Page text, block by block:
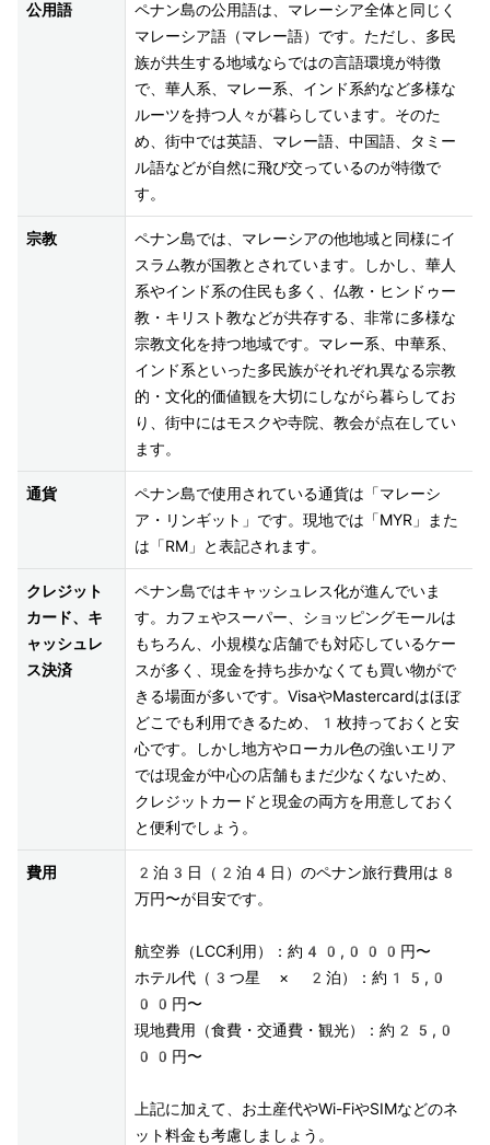
公用語
ペナン島の公用語は、マレーシア全体と同じく
マレーシア語（マレー語）です。ただし、多民
族が共生する地域ならではの言語環境が特徴
で、華人系、マレー系、インド系約など多様な
ルーツを持つ人々が暮らしています。そのた
め、街中では英語、マレー語、中国語、タミー
ル語などが自然に飛び交っているのが特徴で
す。
宗教
ペナン島では、マレーシアの他地域と同様にイ
スラム教が国教とされています。しかし、華人
系やインド系の住民も多く、仏教・ヒンドゥー
教・キリスト教などが共存する、非常に多様な
宗教文化を持つ地域です。マレー系、中華系、
インド系といった多民族がそれぞれ異なる宗教
的・文化的価値観を大切にしながら暮らしてお
り、街中にはモスクや寺院、教会が点在してい
ます。
通貨
ペナン島で使用されている通貨は「マレーシ
ア・リンギット」です。現地では「MYR」また
は「RM」と表記されます。
クレジット
カード、キ
ャッシュレ
ス決済
ペナン島ではキャッシュレス化が進んでいま
す。カフェやスーパー、ショッピングモールは
もちろん、小規模な店舗でも対応しているケー
スが多く、現金を持ち歩かなくても買い物がで
きる場面が多いです。VisaやMastercardはほぼ
どこでも利用できるため、1枚持っておくと安
心です。しかし地方やローカル色の強いエリア
では現金が中心の店舗もまだ少なくないため、
クレジットカードと現金の両方を用意しておく
と便利でしょう。
費用
2泊3日（2泊4日）のペナン旅行費用は8
万円〜が目安です。
航空券（LCC利用）：約40,000円〜
ホテル代（3つ星 × 2泊）：約15,0
00円〜
現地費用（食費・交通費・観光）：約25,0
00円〜
上記に加えて、お土産代やWi-FiやSIMなどのネ
ット料金も考慮しましょう。